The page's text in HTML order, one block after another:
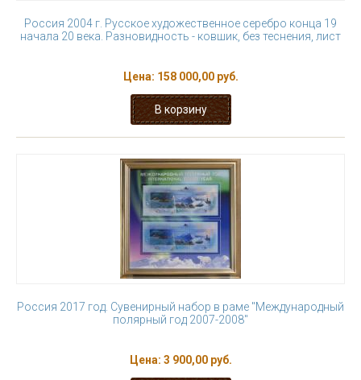
Россия 2004 г. Русское художественное серебро конца 19
начала 20 века. Разновидность - ковшик, без теснения, лист
Цена: 158 000,00 руб.
Россия 2017 год. Сувенирный набор в раме "Международный
полярный год 2007-2008"
Цена: 3 900,00 руб.